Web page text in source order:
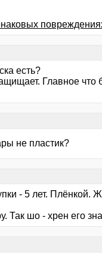
есть?
Главное
не пластик?
- 5 лет. Плёнкой.
шо - хрен его